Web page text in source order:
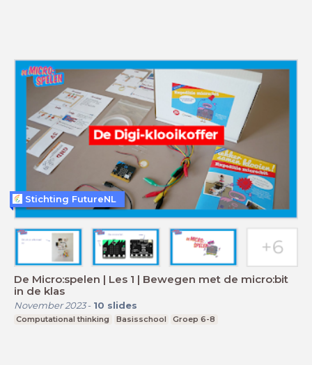
De Micro:spelen | Les 1 | Bewegen met de micro:bit
in de klas
November 2023- 10 slides
Computational thinking Basisschool Groep 6-8
Stichting FutureNL